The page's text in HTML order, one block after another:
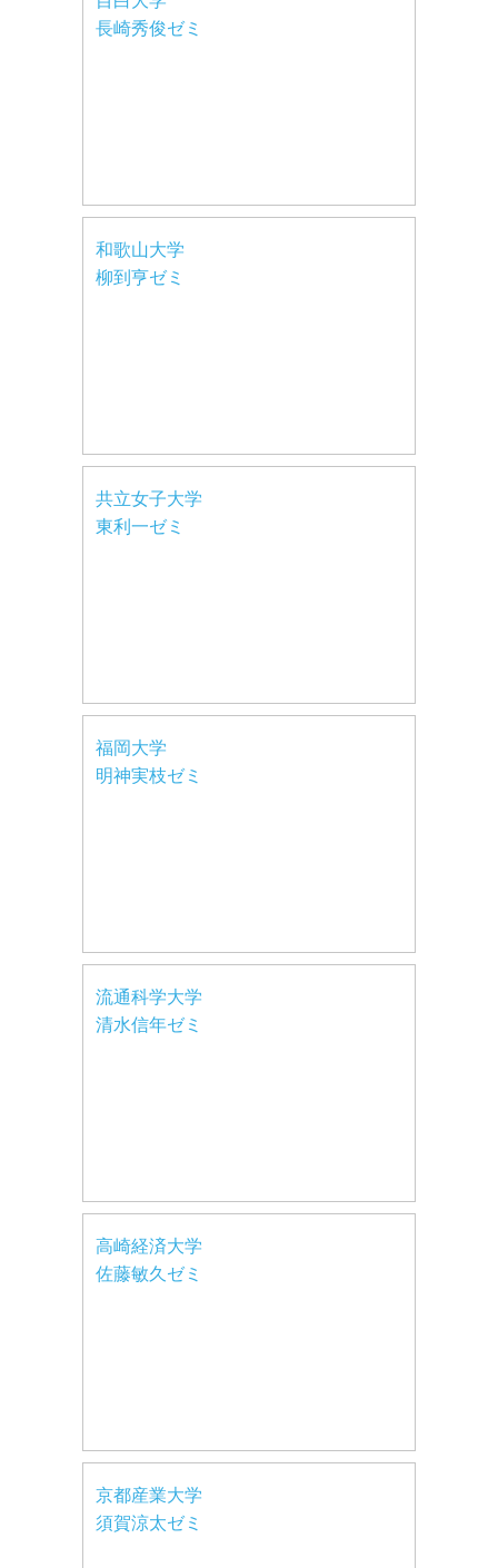
長崎秀俊ゼミ
和歌山大学
柳到亨ゼミ
共立女子大学
東利一ゼミ
福岡大学
明神実枝ゼミ
流通科学大学
清水信年ゼミ
高崎経済大学
佐藤敏久ゼミ
京都産業大学
須賀涼太ゼミ